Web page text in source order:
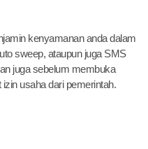
kenyamanan anda dalam
sweep, ataupun juga SMS
juga sebelum membuka
usaha dari pemerintah.